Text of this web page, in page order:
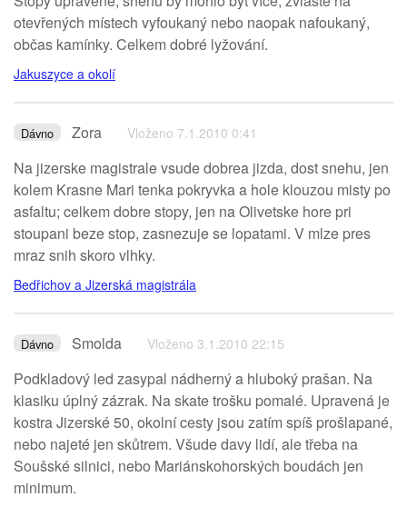
otevřených místech vyfoukaný nebo naopak nafoukaný,
občas kamínky. Celkem dobré lyžování.
Jakuszyce a okolí
Dávno Zora Vloženo 7.1.2010 0:41
Na jizerske magistrale vsude dobrea jizda, dost snehu, jen
kolem Krasne Mari tenka pokryvka a hole klouzou misty po
asfaltu; celkem dobre stopy, jen na Olivetske hore pri
stoupani beze stop, zasnezuje se lopatami. V mlze pres
mraz snih skoro vlhky.
Bedřichov a Jizerská magistrála
Dávno Smolda Vloženo 3.1.2010 22:15
Podkladový led zasypal nádherný a hluboký prašan. Na
klasiku úplný zázrak. Na skate trošku pomalé. Upravená je
kostra Jizerské 50, okolní cesty jsou zatím spíš prošlapané,
nebo najeté jen skůtrem. Všude davy lidí, ale třeba na
Soušské silnici, nebo Mariánskohorských boudách jen
minimum.